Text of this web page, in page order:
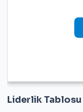
Liderlik Tablosu